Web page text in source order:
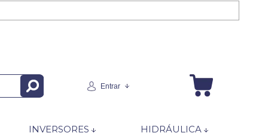
Entrar
INVERSORES HIDRÁULICA